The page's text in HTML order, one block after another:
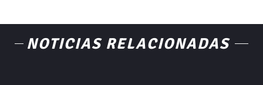
NOTICIAS RELACIONADAS